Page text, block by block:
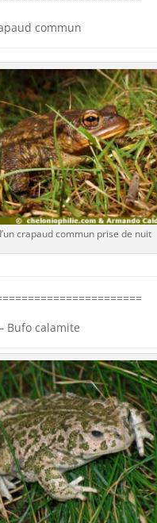
commun
crapaud commun prise de nuit
Bufo calamite